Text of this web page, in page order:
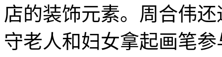
店的装饰元素。周合伟
守老人和妇女拿起画笔